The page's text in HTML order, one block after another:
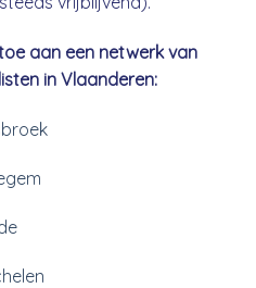
aan een netwerk van
in Vlaanderen: